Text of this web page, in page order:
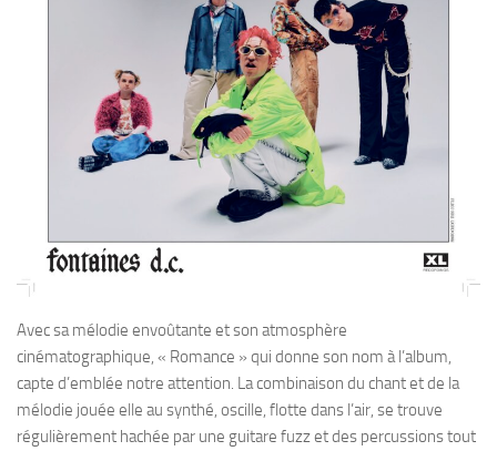
Avec sa mélodie envoûtante et son atmosphère
cinématographique, « Romance » qui donne son nom à l’album,
capte d’emblée notre attention. La combinaison du chant et de la
mélodie jouée elle au synthé, oscille, flotte dans l’air, se trouve
régulièrement hachée par une guitare fuzz et des percussions tout